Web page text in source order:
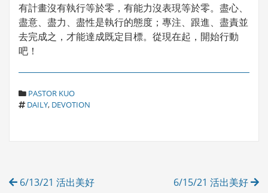
有計畫沒有執行等於零，有能力沒表現等於零。盡心、
盡意、盡力、盡性是執行的態度；專注、跟進、盡責並
去完成之，才能達成既定目標。從現在起，開始行動
吧！
C
A
E
PASTOR KUO
T
DAILY, DEVOTION
Post
6/13/21 活出美好 6/15/21 活出美好